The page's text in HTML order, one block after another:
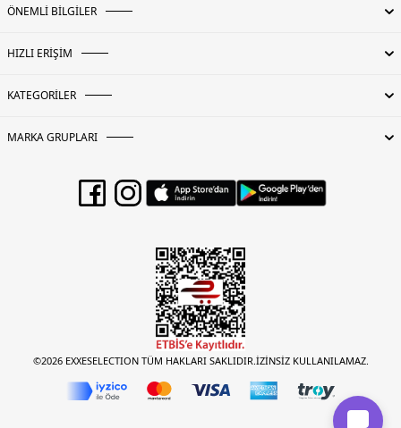
ÖNEMLİ BİLGİLER
HIZLI ERİŞİM
KATEGORİLER
MARKA GRUPLARI
©2026 EXXESELECTION TÜM HAKLARI SAKLIDIR.İZİNSİZ KULLANILAMAZ.